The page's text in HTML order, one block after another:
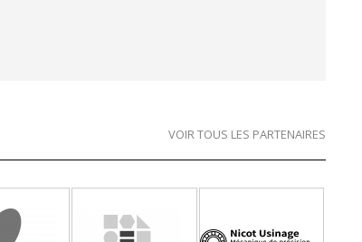
VOIR TOUS LES PARTENAIRES